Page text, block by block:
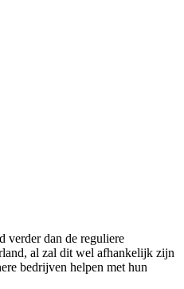
verder dan de reguliere
al zal dit wel afhankelijk zijn
bedrijven helpen met hun